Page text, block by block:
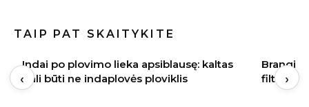
TAIP PAT SKAITYKITE
Indai po plovimo lieka apsiblausę: kaltas
gali būti ne indaplovės ploviklis
Brangi
filtrus
‹ ›